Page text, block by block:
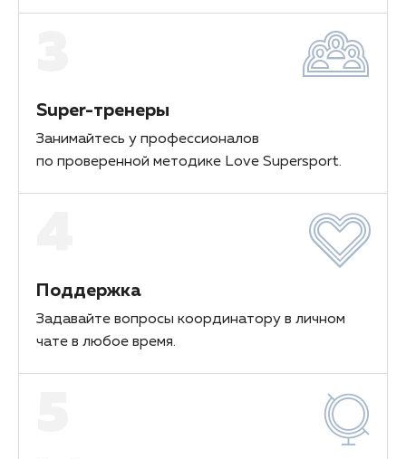
Super-тренеры
Занимайтесь у профессионалов
по проверенной методике Love Supersport.
Поддержка
Задавайте вопросы координатору в личном
чате в любое время.